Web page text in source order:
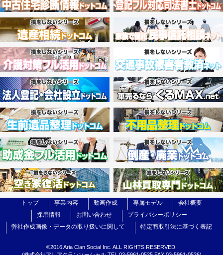
トップ 事業内容 動画作成 専属モデル
会社概要
採用情報
お問い合わせ
プライバシーポリシー
弊社作成画像・データの取り扱いに関して
特定商取引法に基づく表記
©2016Aria Clan Social Inc. ALL RIGHTS RESERVED.